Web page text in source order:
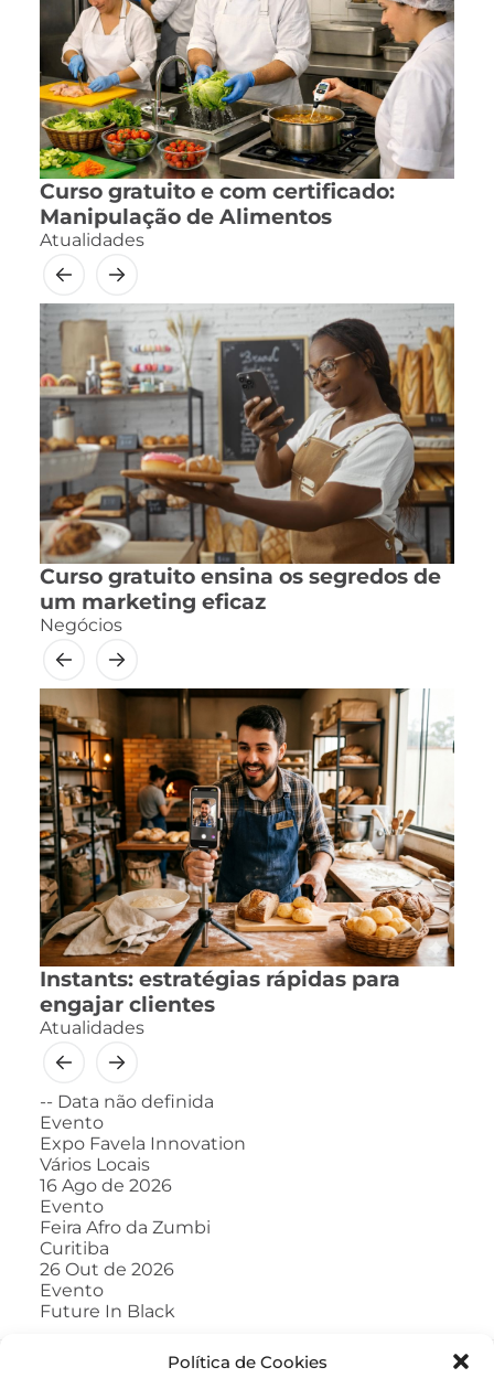
Política de Cookies
Curso gratuito e com certificado:
Manipulação de Alimentos
Atualidades
Curso gratuito ensina os segredos de
um marketing eficaz
Negócios
Instants: estratégias rápidas para
engajar clientes
Atualidades
-- Data não definida
Evento
Expo Favela Innovation
Vários Locais
16 Ago de 2026
Evento
Feira Afro da Zumbi
Curitiba
26 Out de 2026
Evento
Future In Black